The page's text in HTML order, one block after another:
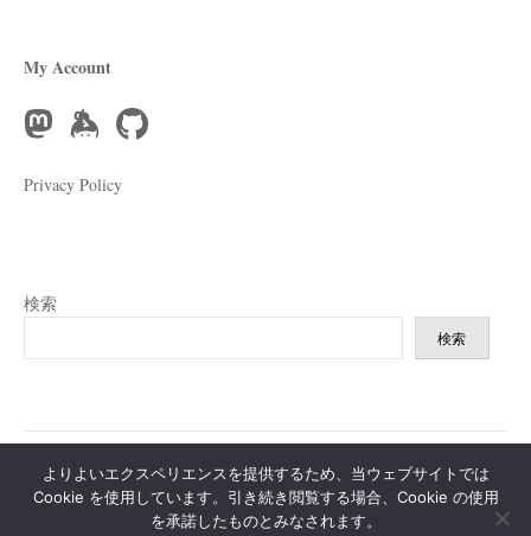
My Account
Privacy Policy
検索
検索
Powered byWordPress|Theme:Writeby Themegraphy| Modified by
よりよいエクスペリエンスを提供するため、当ウェブサイトでは
Cookie を使用しています。引き続き閲覧する場合、Cookie の使用
を承諾したものとみなされます。